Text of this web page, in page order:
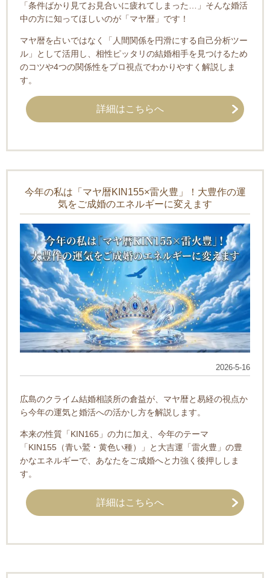
「条件ばかり見てお見合いに疲れてしまった…」そんな婚活
中の方に知ってほしいのが「マヤ暦」です！
マヤ暦を占いではなく「人間関係を円滑にする自己分析ツー
ル」として活用し、相性ピッタリの結婚相手を見つけるため
のコツや4つの関係性をプロ視点でわかりやすく解説しま
す。
詳細はこちらへ
今年の私は「マヤ暦KIN155×雷火豊」！大豊作の運
気をご成婚のエネルギーに変えます
2026-5-16
広島のクライム結婚相談所の倉益が、マヤ暦と易経の視点か
ら今年の運気と婚活への活かし方を解説します。
本来の性質「KIN165」の力に加え、今年のテーマ
「KIN155（青い鷲・黄色い種）」と大吉運「雷火豊」の豊
かなエネルギーで、あなたをご成婚へと力強く後押ししま
す。
詳細はこちらへ